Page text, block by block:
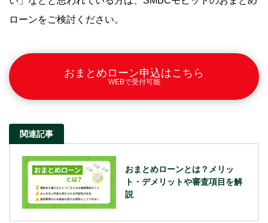
ローンをご検討ください。
おまとめローン申込はこちら
WEBで受付可能
関連記事
おまとめローンとは？メリッ
ト・デメリットや審査項目を解
説